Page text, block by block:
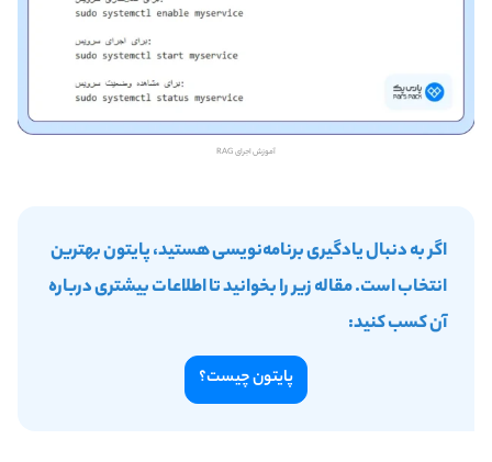
آموزش اجرای RAG
اگر به دنبال یادگیری برنامه‌نویسی هستید، پایتون بهترین
انتخاب است. مقاله زیر را بخوانید تا اطلاعات بیشتری درباره
آن کسب کنید:
پایتون چیست؟